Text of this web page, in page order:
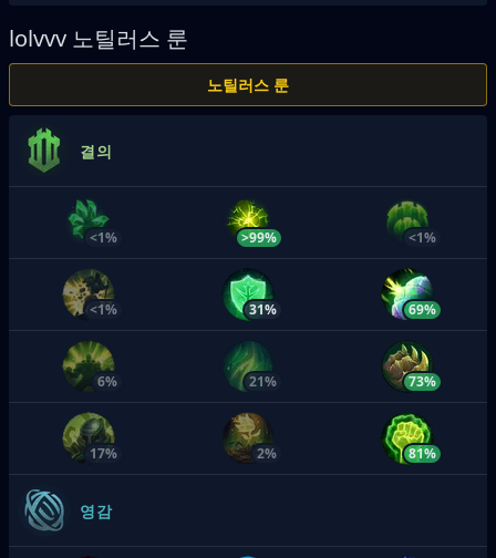
lolvvv 노틸러스 룬
노틸러스 룬
결의
<1% >99% <1%
<1% 31% 69%
6% 21% 73%
17% 2% 81%
영감